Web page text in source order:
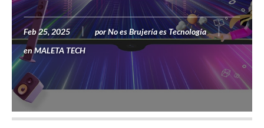
Feb 25, 2025 porNo es Brujería es Tecnología
en MALETA TECH